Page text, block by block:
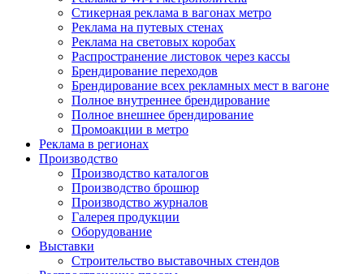
Стикерная реклама в вагонах метро
Реклама на путевых стенах
Реклама на световых коробах
Распространение листовок через кассы
Брендирование переходов
Брендирование всех рекламных мест в вагоне
Полное внутреннее брендирование
Полное внешнее брендирование
Промоакции в метро
Реклама в регионах
Производство
Производство каталогов
Производство брошюр
Производство журналов
Галерея продукции
Оборудование
Выставки
Строительство выставочных стендов